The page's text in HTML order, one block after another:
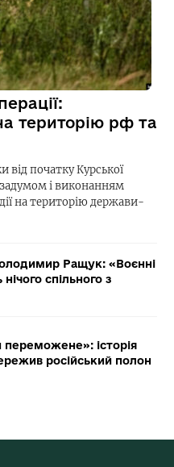
територію рф та
від початку Курської
і виконанням
на територію держави-
Ращук: «Воєнні
спільного з
історія
російський полон